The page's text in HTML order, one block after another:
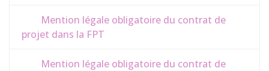
Mention légale obligatoire du contrat de
projet dans la FPT
Mention légale obligatoire du contrat de